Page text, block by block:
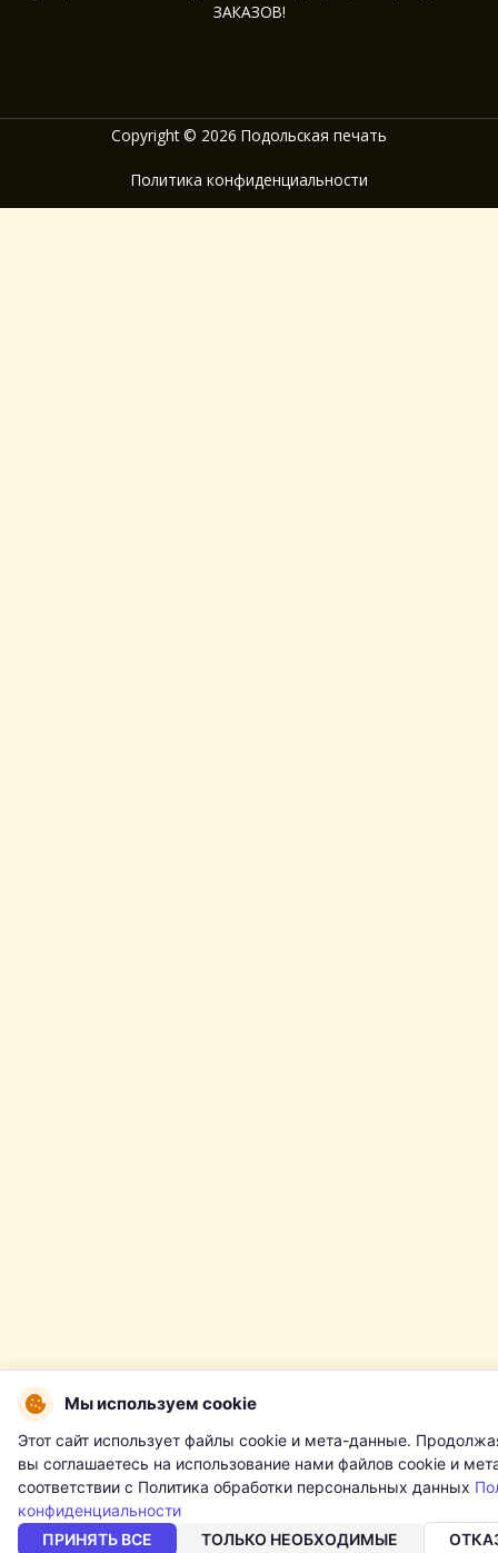
ЗАКАЗОВ!
Copyright © 2026 Подольская печать
Политика конфиденциальности
Мы используем cookie
Этот сайт использует файлы cookie и мета-данные.
вы соглашаетесь на использование нами файлов cookie и
соответствии с Политика обработки персональных данных
конфиденциальности
ПРИНЯТЬ ВСЕ
ТОЛЬКО НЕОБХОДИМЫЕ